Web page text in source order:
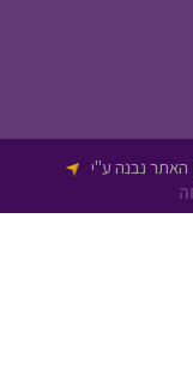
ע"י